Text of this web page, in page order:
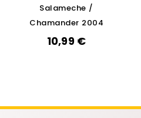
Salameche /
Chamander 2004
10,99 €